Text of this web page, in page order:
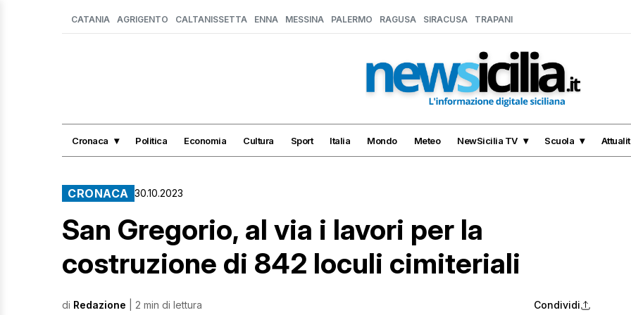
CATANIA AGRIGENTO CALTANISSETTA ENNA MESSINA PALERMO RAGUSA SIRACUSA TRAPANI
Cronaca Politica Economia Cultura Sport Italia Mondo Meteo NewSicilia TV Scuola
CRONACA 30.10.2023
San Gregorio, al via i lavori per la
costruzione di 842 loculi cimiteriali
di Redazione | 2 min di lettura Condividi